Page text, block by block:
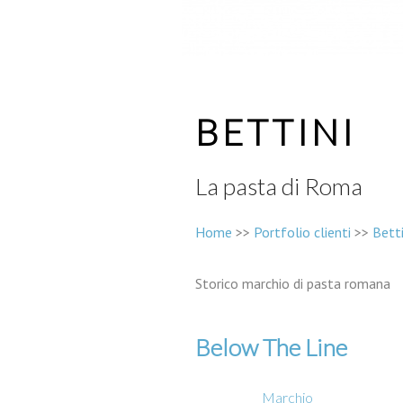
BETTINI
La pasta di Roma
Home >> Portfolio clienti >>
Storico marchio di pasta romana
Below The Line
Marchio